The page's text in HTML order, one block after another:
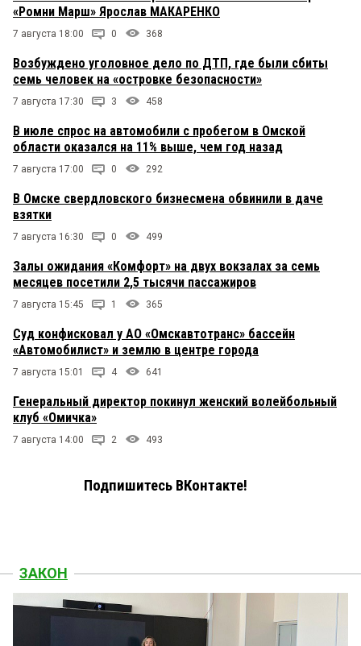
«Ромни Марш» Ярослав МАКАРЕНКО
7 августа 18:00 0 368
Возбуждено уголовное дело по ДТП, где были сбиты
семь человек на «островке безопасности»
7 августа 17:30 3 458
В июле спрос на автомобили с пробегом в Омской
области оказался на 11% выше, чем год назад
7 августа 17:00 0 292
В Омске свердловского бизнесмена обвинили в даче
взятки
7 августа 16:30 0 499
Залы ожидания «Комфорт» на двух вокзалах за семь
месяцев посетили 2,5 тысячи пассажиров
7 августа 15:45 1 365
Суд конфисковал у АО «Омскавтотранс» бассейн
«Автомобилист» и землю в центре города
7 августа 15:01 4 641
Генеральный директор покинул женский волейбольный
клуб «Омичка»
7 августа 14:00 2 493
Подпишитесь ВКонтакте!
ЗАКОН